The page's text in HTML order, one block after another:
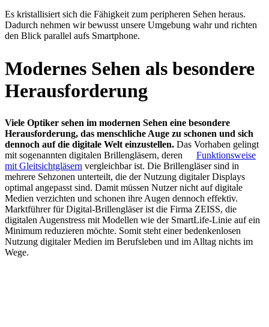
Es kristallisiert sich die Fähigkeit zum peripheren Sehen heraus.
Dadurch nehmen wir bewusst unsere Umgebung wahr und richten
den Blick parallel aufs Smartphone.
Modernes Sehen als besondere
Herausforderung
Viele Optiker sehen im modernen Sehen eine besondere
Herausforderung, das menschliche Auge zu schonen und sich
dennoch auf die digitale Welt einzustellen. Das Vorhaben gelingt
mit sogenannten digitalen Brillengläsern, deren
Funktionsweise
mit Gleitsichtgläsern vergleichbar ist. Die Brillengläser sind in
mehrere Sehzonen unterteilt, die der Nutzung digitaler Displays
optimal angepasst sind. Damit müssen Nutzer nicht auf digitale
Medien verzichten und schonen ihre Augen dennoch effektiv.
Marktführer für Digital-Brillengläser ist die Firma ZEISS, die
digitalen Augenstress mit Modellen wie der SmartLife-Linie auf ein
Minimum reduzieren möchte. Somit steht einer bedenkenlosen
Nutzung digitaler Medien im Berufsleben und im Alltag nichts im
Wege.